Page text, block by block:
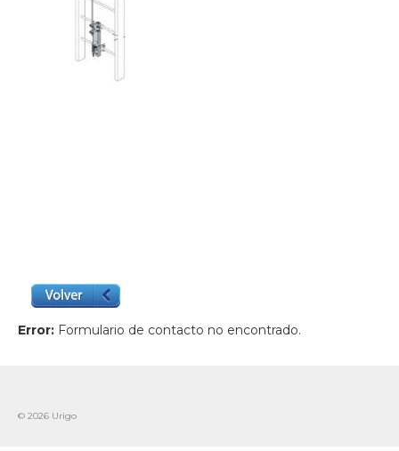
Error: Formulario de contacto no encontrado.
© 2026 Urigo